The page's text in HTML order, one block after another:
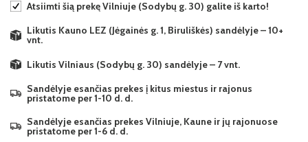
Atsiimti šią prekę Vilniuje (Sodybų g. 30) galite iš karto!
Likutis Kauno LEZ (Jėgainės g. 1, Biruliškės) sandėlyje – 10+
vnt.
Likutis Vilniaus (Sodybų g. 30) sandėlyje – 7 vnt.
Sandėlyje esančias prekes į kitus miestus ir rajonus
pristatome per 1-10 d. d.
Sandėlyje esančias prekes Vilniuje, Kaune ir jų rajonuose
pristatome per 1-6 d. d.